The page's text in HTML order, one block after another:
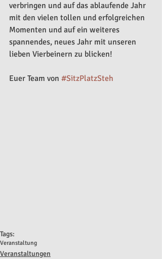
verbringen und auf das ablaufende Jahr
mit den vielen tollen und erfolgreichen
Momenten und auf ein weiteres
spannendes, neues Jahr mit unseren
lieben Vierbeinern zu blicken!
Euer Team von #SitzPlatzSteh
Tags:
Veranstaltung
Veranstaltungen